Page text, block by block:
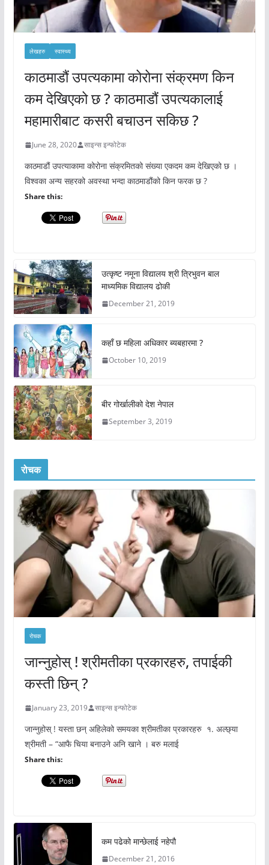
लेखहरु स्वास्थ्य
काठमाडौं उपत्यकामा कोरोना संक्रमण किन
कम देखिएको छ ? काठमाडौं उपत्यकालाई
महामारीबाट कसरी बचाउन सकिछ ?
June 28, 2020 साइन्स इन्फोटेक
काठमाडौं उपत्याकामा कोरोना संक्रमितको संख्या एकदम कम देखिएको छ ।
विश्वका अन्य सहरको अवस्था भन्दा काठमाडौंको किन फरक छ ?
Share this:
उत्कृष्ट नमूना विद्यालय श्री त्रिभुवन बाल
माध्यमिक विद्यालय ढोकी
December 21, 2019
कहाँ छ महिला अधिकार ब्यबहारमा ?
October 10, 2019
बीर गोर्खालीको देश नेपाल
September 3, 2019
रोचक
रोचक
जान्नुहोस् ! श्रीमतीका प्रकारहरु, तपाईकी
कस्ती छिन् ?
January 23, 2019 साइन्स इन्फोटेक
जान्नुहोस् ! यस्ता छन् अहिलेको समयका श्रीमतीका प्रकारहरु १. अल्छ्या
श्रीमती – “आफै चिया बनाउने अनि खाने । बरु मलाई
Share this:
कम पढेको मान्छेलाई नहेपौ
December 21, 2016